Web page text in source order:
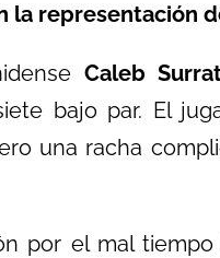
la representación
Caleb
bajo par. El
una racha
por el mal